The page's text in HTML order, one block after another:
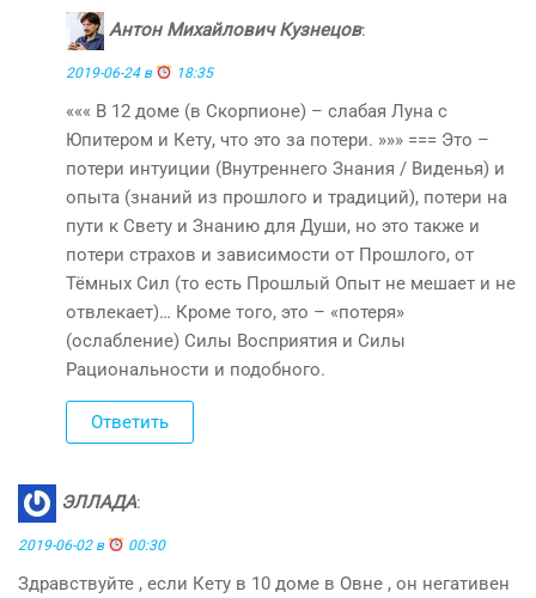
Антон Михайлович Кузнецов:
2019-06-24 в 18:35
««« В 12 доме (в Скорпионе) – слабая Луна с
Юпитером и Кету, что это за потери. »»» === Это –
потери интуиции (Внутреннего Знания / Виденья) и
опыта (знаний из прошлого и традиций), потери на
пути к Свету и Знанию для Души, но это также и
потери страхов и зависимости от Прошлого, от
Тёмных Сил (то есть Прошлый Опыт не мешает и не
отвлекает)… Кроме того, это – «потеря»
(ослабление) Силы Восприятия и Силы
Рациональности и подобного.
Ответить
ЭЛЛАДА:
2019-06-02 в 00:30
Здравствуйте , если Кету в 10 доме в Овне , он негативен